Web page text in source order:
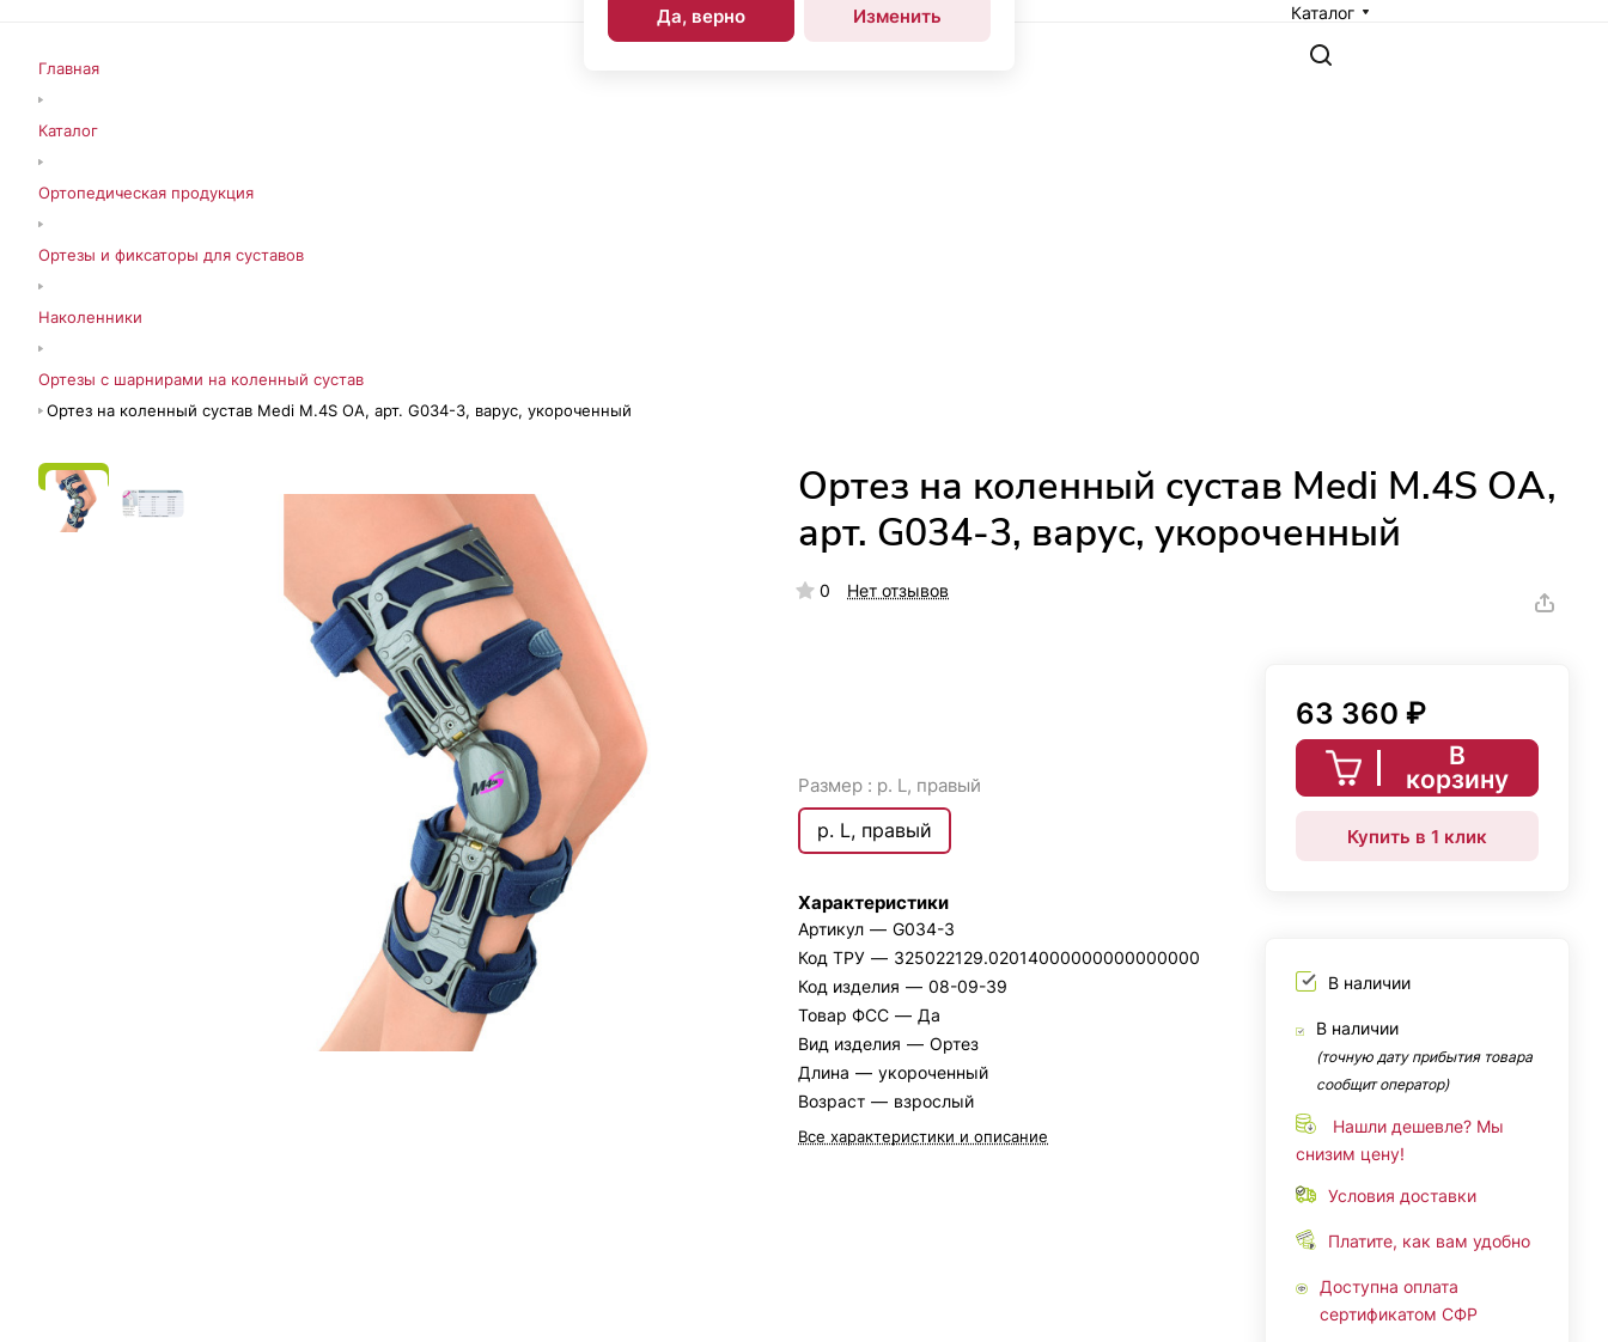
Да, верно Изменить Каталог
Главная
Каталог
Ортопедическая продукция
Ортезы и фиксаторы для суставов
Наколенники
Ортезы с шарнирами на коленный сустав
Ортез на коленный сустав Medi M.4S OA, арт. G034-3, варус, укороченный
ЭС СФР
Ортез на коленный сустав Medi M.4S OA,
арт. G034-3, варус, укороченный
0 Нет отзывов
Размер : р. L, правый
р. L, правый
Характеристики
Артикул — G034-3
Код ТРУ — 325022129.02014000000000000000
Код изделия — 08-09-39
Товар ФСС — Да
Вид изделия — Ортез
Длина — укороченный
Возраст — взрослый
Все характеристики и описание
63 360 ₽
В
корзину
Купить в 1 клик
В наличии
В наличии
(точную дату прибытия товара
сообщит оператор)
Нашли дешевле? Мы
снизим цену!
Условия доставки
Платите, как вам удобно
Доступна оплата
сертификатом СФР